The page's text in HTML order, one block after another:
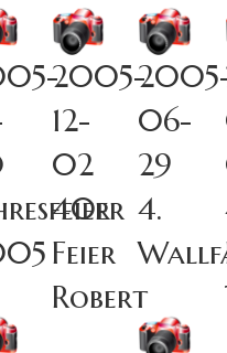
2005-
12-
02
40er
Feier
Robert
06-
29
4.